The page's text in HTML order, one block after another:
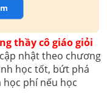
thầy cô giáo giỏi
nhật theo chương
học tốt, bứt phá
học phí nếu học